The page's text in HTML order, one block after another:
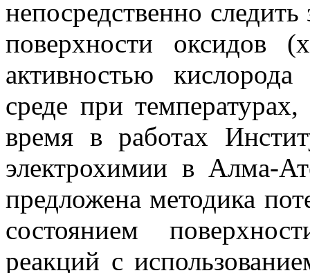
непосредственно
поверхности оксидов
активностью
среде при
время в работах
электрохимии в Алма-
предложена методика
состоянием
реакций с